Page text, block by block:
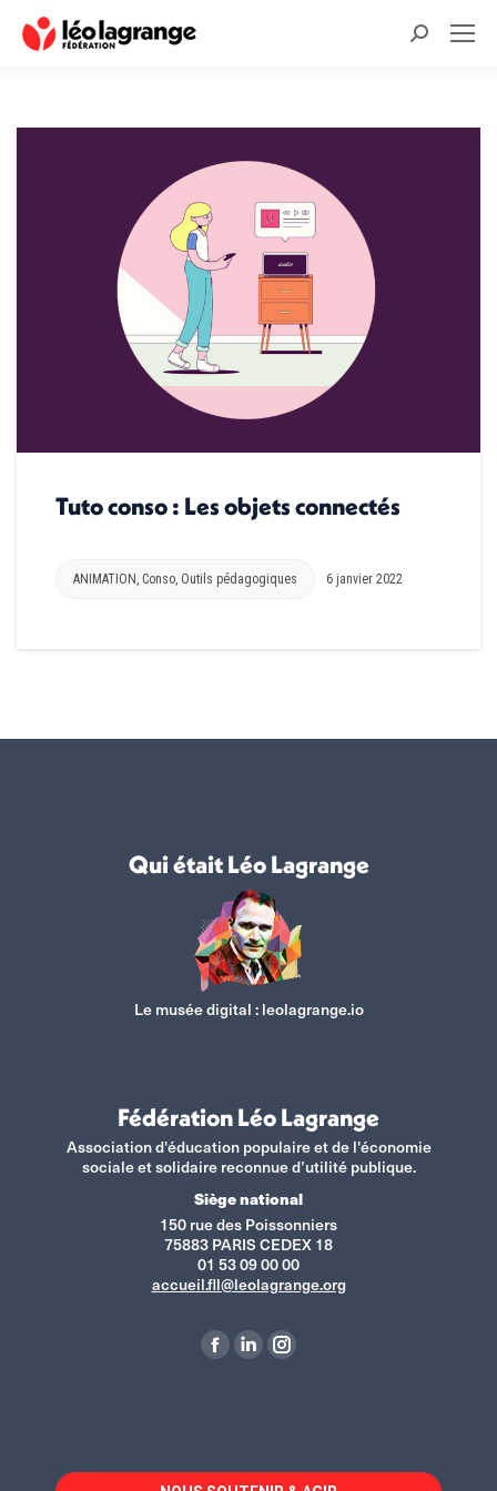
Recherche
Tuto conso : Les objets connectés
ANIMATION, Conso, Outils pédagogiques 6 janvier 2022
Qui était Léo Lagrange
Le musée digital :leolagrange.io
Fédération Léo Lagrange
Association d'éducation populaire et de l'économie
sociale et solidaire reconnue d’utilité publique.
Siège national
150 rue des Poissonniers
75883 PARIS CEDEX 18
01 53 09 00 00
accueil.fll@leolagrange.org
La
dans
La
dans
La
dans